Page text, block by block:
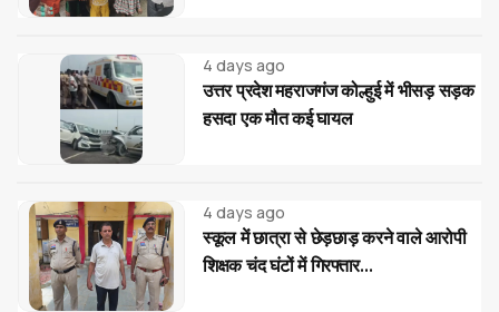
4 days ago
उत्तर प्रदेश महराजगंज कोल्हुई में भीसड़ सड़क
हसदा एक मौत कई घायल
4 days ago
स्कूल में छात्रा से छेड़छाड़ करने वाले आरोपी
शिक्षक चंद घंटों में गिरफ्तार...